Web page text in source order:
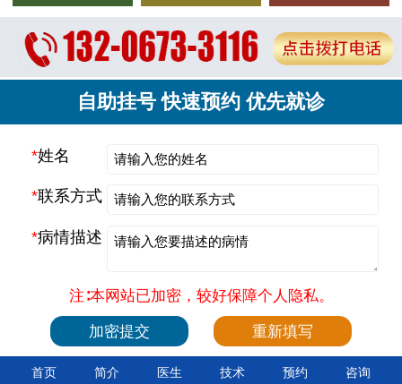
自助挂号 快速预约 优先就诊
*姓名
*联系方式
*病情描述
注∶本网站已加密，较好保障个人隐私。
首页 简介 医生 技术 预约 咨询